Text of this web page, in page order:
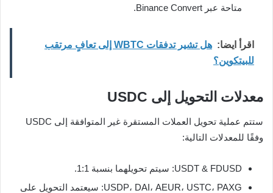
متاحة عبر Binance Convert.
اقرأ ايضا:
هل تشير تدفقات WBTC إلى تعافٍ مرتقب
للبيتكوين؟
معدلات التحويل إلى USDC
ستتم عملية تحويل العملات المستقرة غير المتوافقة إلى USDC
وفقًا للمعدلات التالية:
USDT & FDUSD: سيتم تحويلهما بنسبة 1:1.
USDP، DAI، AEUR، USTC، PAXG: سيعتمد التحويل على